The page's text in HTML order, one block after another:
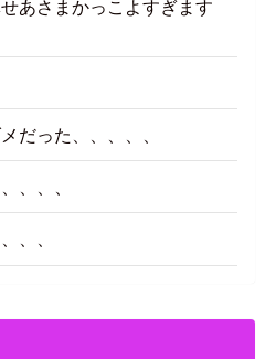
あさまかっこよすぎます
だった、、、、、
、、、
、、